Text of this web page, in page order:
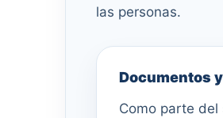
las personas.
Documentos
Como parte